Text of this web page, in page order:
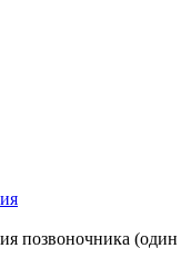
позвоночника (один